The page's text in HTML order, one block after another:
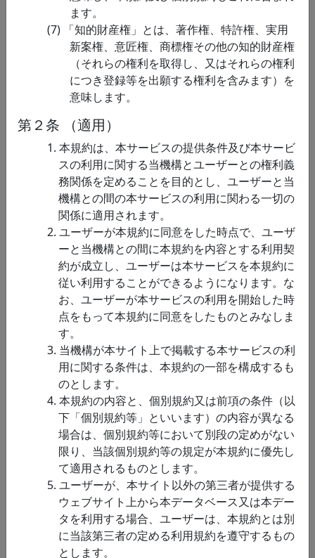
機能領野位…
Probabilistic Atlas
(繊維束のアトラス
このデータは、94名の被験者
から同定したヒト頭頂葉の線
示すアトラスデー…
脳の神経線維束
を拡散強調MRI画
像から効果的に同
定する「アンサン
ブルトラクトグラ
フィー法」のソー
スコードとサンプ
ルデータ
このデータセットは，脳の拡
散強調MRI画像から神経線維
束を効果的に同定可能な新た
な解析手法である「アンサン
ブルトラクトグラフィー法」
（Takemura et al. 2016 PLOS
Computa…
到達運動の運動
学習に関わる計測
データとシミュレ
ーションコード
このデータセットは，失敗し
た動作を脳が素早く改善する
独特な運動適応プロセスの存
在を明らかにした学術論文
Ikegami, et al. 2021 PLOS
Computational Biology …
103種類の認知
課題群を実施時の
ヒト脳活動データ
このデータセットは103種類も
の大規模な認知課題群を実施
している時のヒト脳活動記録
を提供するものです．データ
セットはヒトfMRIデータ6名
分（各約2.5時間分）を含みま
す．ヒトの多様な認知機能を
司る脳…
ます。
「知的財産権」とは、著作権、特許権、実用
新案権、意匠権、商標権その他の知的財産権
（それらの権利を取得し、又はそれらの権利
につき登録等を出願する権利を含みます）を
意味します。
第２条 （適用）
1. 本規約は、本サービスの提供条件及び本サービ
スの利用に関する当機構とユーザーとの権利義
務関係を定めることを目的とし、ユーザーと当
機構との間の本サービスの利用に関わる一切の
関係に適用されます。
2. ユーザーが本規約に同意をした時点で、ユーザ
ーと当機構との間に本規約を内容とする利用契
約が成立し、ユーザーは本サービスを本規約に
従い利用することができるようになります。な
お、ユーザーが本サービスの利用を開始した時
点をもって本規約に同意をしたものとみなしま
す。
3. 当機構が本サイト上で掲載する本サービスの利
用に関する条件は、本規約の一部を構成するも
のとします。
4. 本規約の内容と、個別規約又は前項の条件（以
下「個別規約等」といいます）の内容が異なる
場合は、個別規約等において別段の定めがない
限り、当該個別規約等の規定が本規約に優先し
て適用されるものとします。
5. ユーザーが、本サイト以外の第三者が提供する
ウェブサイト上から本データベース又は本デー
タを利用する場合、ユーザーは、本規約とは別
に当該第三者の定める利用規約を遵守するもの
とします。